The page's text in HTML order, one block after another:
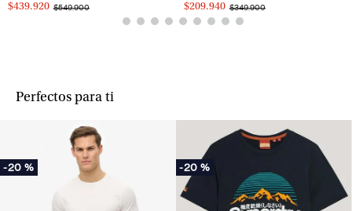
$439.920 $549.900 $209.940 $349.900
Perfectos para ti
-20 % -20 %